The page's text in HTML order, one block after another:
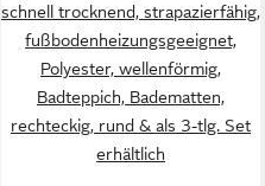
schnell trocknend, strapazierfähig,
fußbodenheizungsgeeignet,
Polyester, wellenförmig,
Badteppich, Badematten,
rechteckig, rund & als 3-tlg. Set
erhältlich